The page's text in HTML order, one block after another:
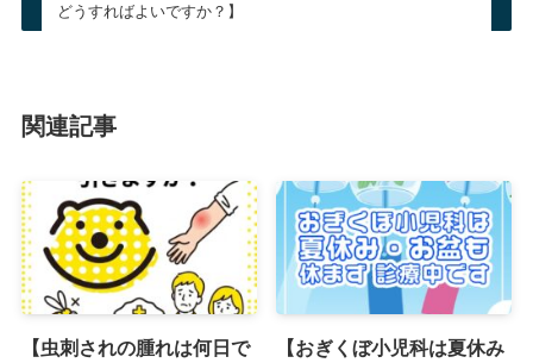
どうすればよいですか？】
関連記事
【虫刺されの腫れは何日で
【おぎくぼ小児科は夏休み